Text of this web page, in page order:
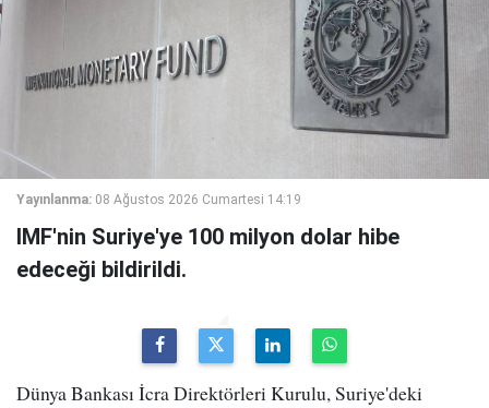
Yayınlanma: 08 Ağustos 2026 Cumartesi 14:19
IMF'nin Suriye'ye 100 milyon dolar hibe
edeceği bildirildi.
Dünya Bankası İcra Direktörleri Kurulu, Suriye'deki